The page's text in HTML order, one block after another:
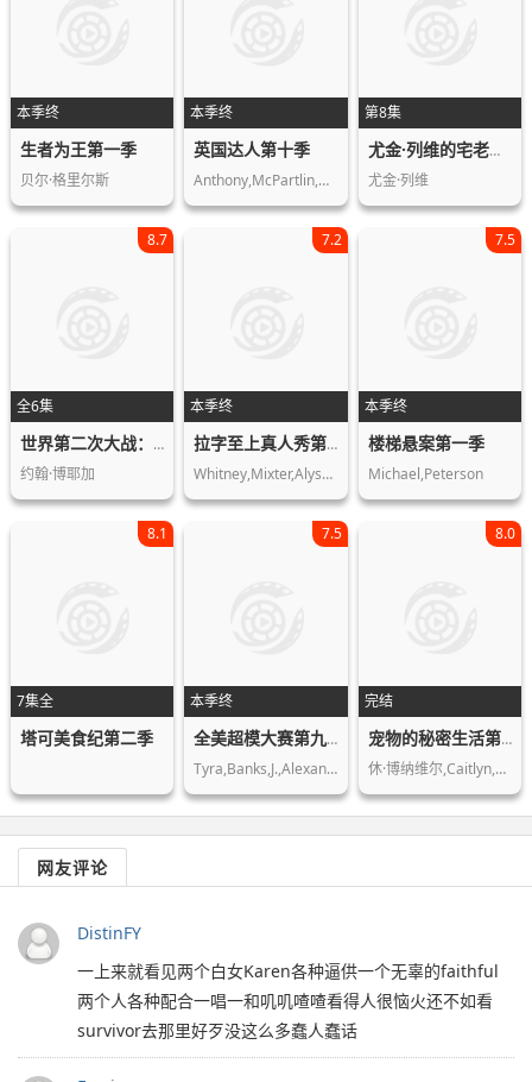
本季终
生者为王第一季
贝尔·格里尔斯
本季终
英国达人第十季
Anthony,McPartlin,德科兰·当纳利,西蒙·考威尔,艾莉莎…
第8集
尤金·列维的宅老爹旅行第一季
尤金·列维
全6集
8.7
世界第二次大战：前线经历第一季
约翰·博耶加
本季终
7.2
拉字至上真人秀第一季
Whitney,Mixter,Alyssa,Morgan,Kacy,Bo…
本季终
7.5
楼梯悬案第一季
Michael,Peterson
7集全
8.1
塔可美食纪第二季
本季终
7.5
全美超模大赛第九季
Tyra,Banks,J.,Alexander,Nigel,Barker
完结
8.0
宠物的秘密生活第一季
休·博纳维尔,Caitlyn,Elizabeth
网友评论
DistinFY
一上来就看见两个白女Karen各种逼供一个无辜的faithful
两个人各种配合一唱一和叽叽喳喳看得人很恼火还不如看
survivor去那里好歹没这么多蠢人蠢话